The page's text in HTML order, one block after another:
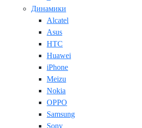
Динамики
Alcatel
Asus
HTC
Huawei
iPhone
Meizu
Nokia
OPPO
Samsung
Sony